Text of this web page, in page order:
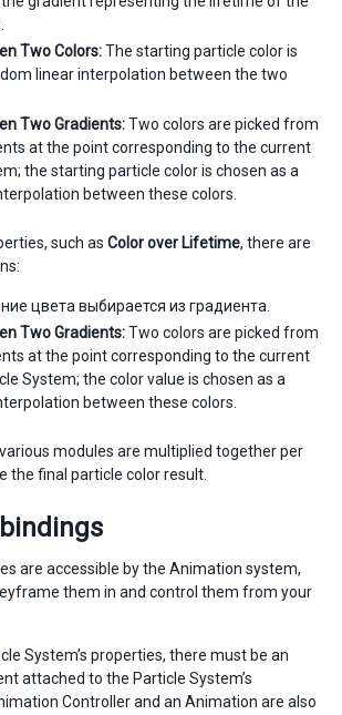
Two Colors:The starting particle color is
linear interpolation between the two
Two Gradients:Two colors are picked from
at the point corresponding to the current
the starting particle color is chosen as a
between these colors.
such as Color over Lifetime, there are
цвета выбирается из градиента.
Two Gradients:Two colors are picked from
at the point corresponding to the current
System; the color value is chosen as a
between these colors.
modules are multiplied together per
the final particle color result.
are accessible by the Animation system,
them in and control them from your
System’s properties, there must be an
attached to the Particle System’s
Controller and an Animation are also